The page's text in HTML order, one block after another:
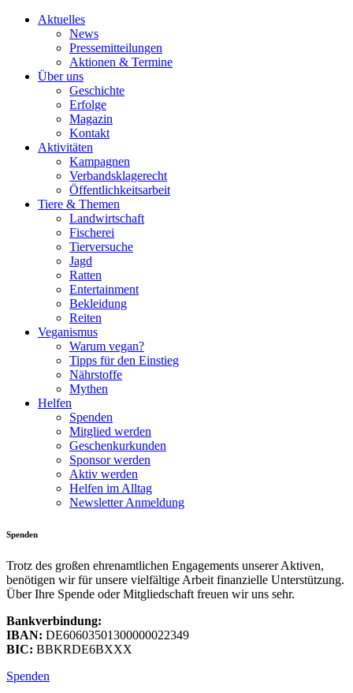
Aktuelles
News
Pressemitteilungen
Aktionen & Termine
Über uns
Geschichte
Erfolge
Magazin
Kontakt
Aktivitäten
Kampagnen
Verbandsklagerecht
Öffentlichkeitsarbeit
Tiere & Themen
Landwirtschaft
Fischerei
Tierversuche
Jagd
Ratten
Entertainment
Bekleidung
Reiten
Veganismus
Warum vegan?
Tipps für den Einstieg
Nährstoffe
Mythen
Helfen
Spenden
Mitglied werden
Geschenkurkunden
Sponsor werden
Aktiv werden
Helfen im Alltag
Newsletter Anmeldung
Spenden
Trotz des großen ehrenamtlichen Engagements unserer Aktiven,
benötigen wir für unsere vielfältige Arbeit finanzielle Unterstützung.
Über Ihre Spende oder Mitgliedschaft freuen wir uns sehr.
Bankverbindung:
IBAN: DE60603501300000022349
BIC: BBKRDE6BXXX
Spenden